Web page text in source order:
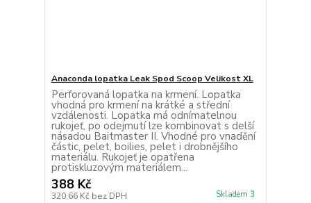
Anaconda lopatka Leak Spod Scoop Velikost XL
Perforovaná lopatka na krmení. Lopatka
vhodná pro krmení na krátké a střední
vzdálenosti. Lopatka má odnímatelnou
rukojeť, po odejmutí lze kombinovat s delší
násadou Baitmaster II. Vhodné pro vnadění
částic, pelet, boilies, pelet i drobnějšího
materiálu. Rukojeť je opatřena
protiskluzovým materiálem...
388 Kč
320,66 Kč bez DPH Skladem 3